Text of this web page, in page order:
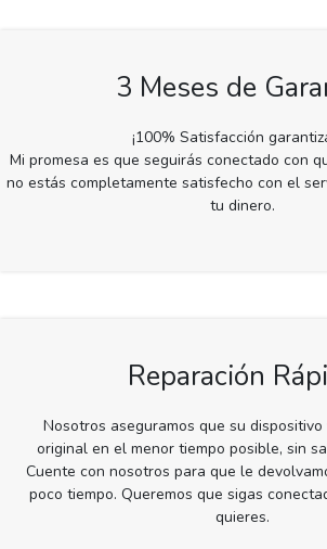
3 Meses de
¡100% Satisfacción
Mi promesa es que seguirás conectado con
no estás completamente satisfecho con el
tu dinero.
Reparación
Nosotros aseguramos que su
original en el menor tiempo posible, sin
Cuente con nosotros para que le
poco tiempo. Queremos que sigas
quieres.